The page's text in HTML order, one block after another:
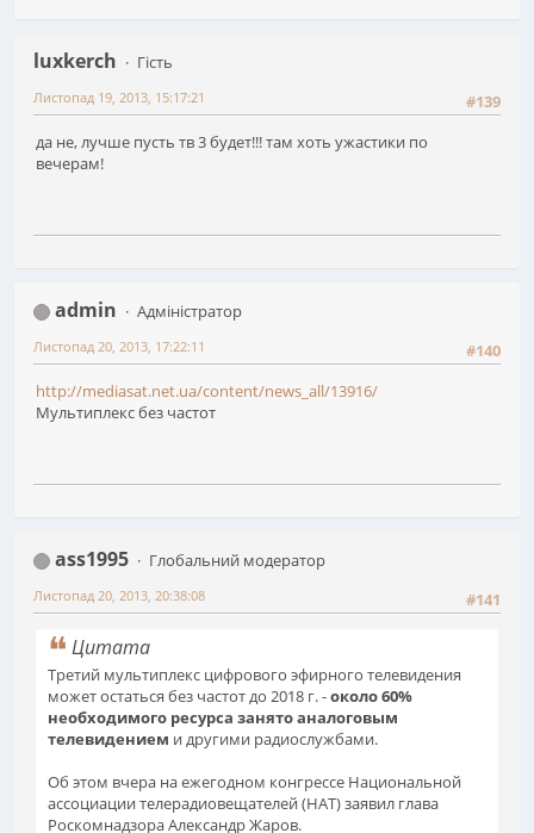
luxkerch
Гість
#139
Листопад 19, 2013, 15:17:21
да не, лучше пусть тв 3 будет!!! там хоть ужастики по
вечерам!
admin
Адміністратор
#140
Листопад 20, 2013, 17:22:11
http://mediasat.net.ua/content/news_all/13916/
Мультиплекс без частот
ass1995
Глобальний модератор
#141
Листопад 20, 2013, 20:38:08
Цитата
Третий мультиплекс цифрового эфирного телевидения
может остаться без частот до 2018 г. -около 60%
необходимого ресурса занято аналоговым
телевидением и другими радиослужбами.
Об этом вчера на ежегодном конгрессе Национальной
ассоциации телерадиовещателей (НАТ) заявил глава
Роскомнадзора Александр Жаров.